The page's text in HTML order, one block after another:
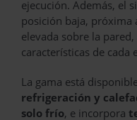
ejecución. Además, el
posición baja, próxima
elevada sobre la
características de cada
La gama está
refrigeración y
solo frío, e incorpora